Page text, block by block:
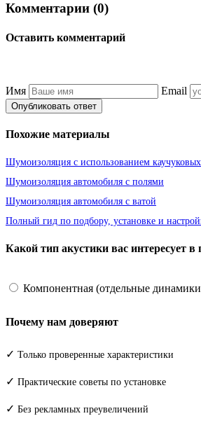
Комментарии (0)
Оставить комментарий
Имя Email
Опубликовать ответ
Похожие материалы
Шумоизоляция с использованием
Шумоизоляция автомобиля с полями
Шумоизоляция автомобиля с ватой
Полный гид по подбору, установке и
Какой тип акустики вас интересует в
Компонентная (отдельные
Почему нам доверяют
✓ Только проверенные характеристики
✓ Практические советы по установке
✓ Без рекламных преувеличений